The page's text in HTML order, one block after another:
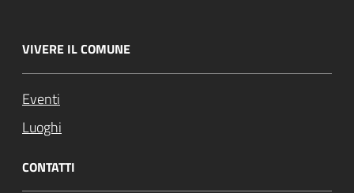
VIVERE IL COMUNE
Eventi
Luoghi
CONTATTI